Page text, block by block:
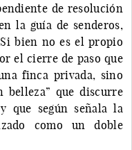
de resolución
la guía de senderos,
bien no es el propio
el cierre de paso que
finca privada, sino
belleza” que discurre
que según señala la
como un doble